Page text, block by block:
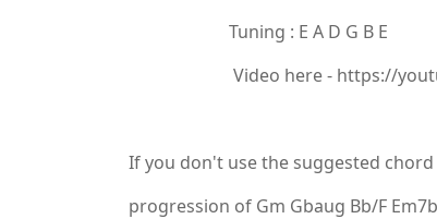
Tuning : E A D G B E
Video here - https://
If you don't use the suggested
progression of Gm Gbaug Bb/F